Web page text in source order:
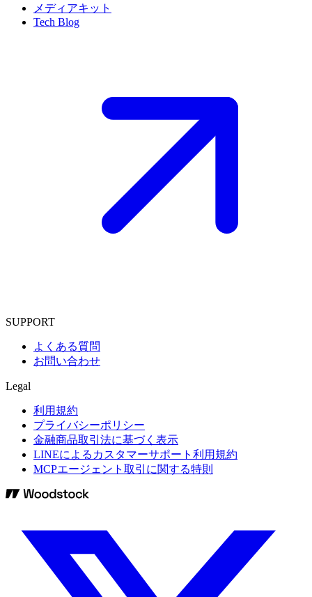
メディアキット
Tech Blog
SUPPORT
よくある質問
お問い合わせ
Legal
利用規約
プライバシーポリシー
金融商品取引法に基づく表示
LINEによるカスタマーサポート利用規約
MCPエージェント取引に関する特則